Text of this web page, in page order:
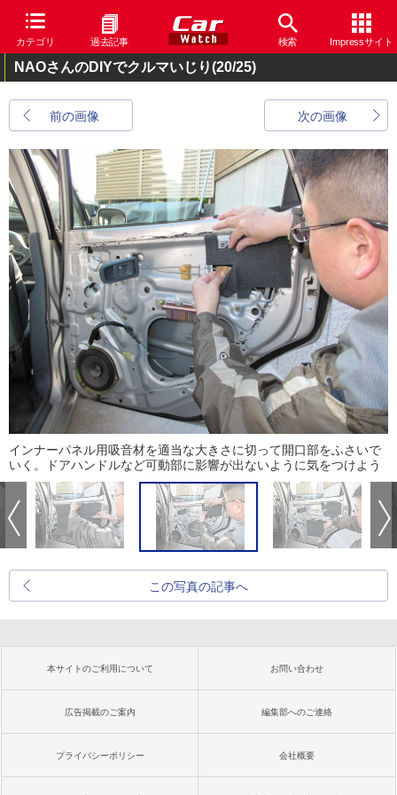
カテゴリ 過去記事 検索 Impressサイト
NAOさんのDIYでクルマいじり(20/25)
前の画像 次の画像
インナーパネル用吸音材を適当な大きさに切って開口部をふさいで
いく。ドアハンドルなど可動部に影響が出ないように気をつけよう
この写真の記事へ
本サイトのご利用について お問い合わせ
広告掲載のご案内 編集部へのご連絡
プライバシーポリシー 会社概要